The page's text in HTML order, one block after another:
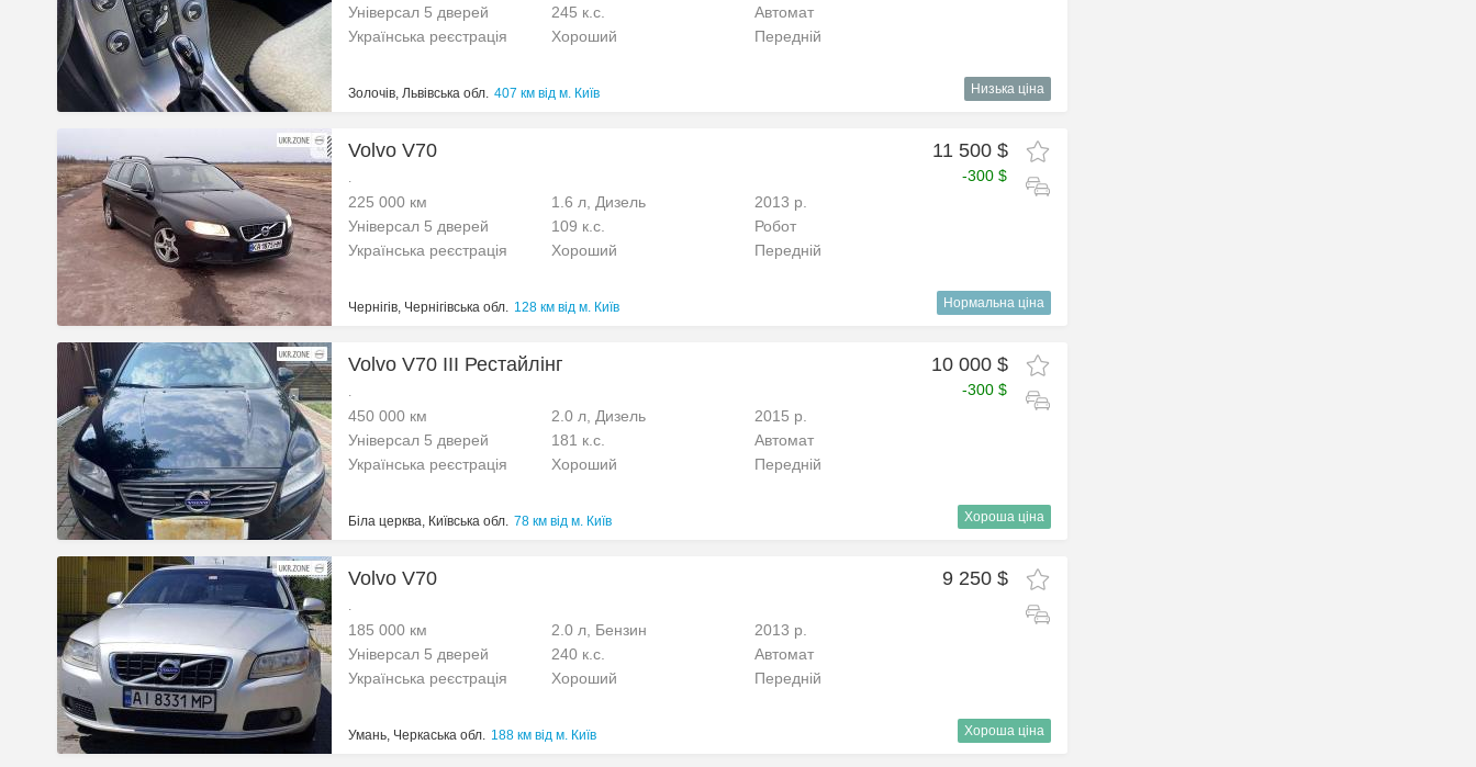
Універсал 5 дверей
245 к.с.
Автомат
Українська реєстрація
Хороший Передній
Золочів, Львівська обл. 407 км від м. Київ Низька ціна
Volvo V70 11 500 $
-300 $
.
225 000 км 1.6 л, Дизель
2013 р.
Універсал 5 дверей
109 к.с.
Робот
Українська реєстрація
Хороший Передній
Чернігів, Чернігівська обл. 128 км від м. Київ Нормальна ціна
Volvo V70 III Рестайлінг 10 000 $
-300 $
.
450 000 км 2.0 л, Дизель
2015 р.
Універсал 5 дверей
181 к.с.
Автомат
Українська реєстрація
Хороший Передній
Біла церква, Київська обл. 78 км від м. Київ Хороша ціна
Volvo V70 9 250 $
.
185 000 км 2.0 л, Бензин
2013 р.
Універсал 5 дверей
240 к.с.
Автомат
Українська реєстрація
Хороший Передній
Умань, Черкаська обл. 188 км від м. Київ Хороша ціна